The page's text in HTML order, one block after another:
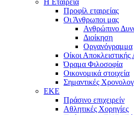
Η Εταιρεία
Προφίλ εταιρείας
Οι Άνθρωποι μας
Ανθρώπινο
Διοίκηση
Οργανόγραμμα
Οίκοι
Όραμα Φιλοσοφία
Οικονομικά στοιχεία
Σημαντικές
ΕΚΕ
Πράσινο επιχειρείν
Αθλητικές Χορηγίες